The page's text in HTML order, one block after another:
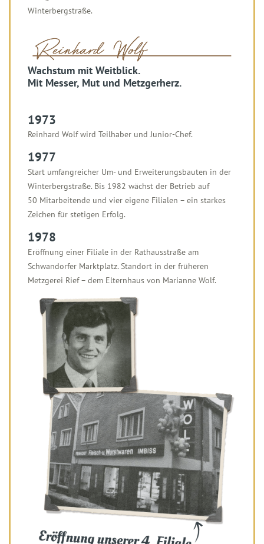
Winterbergstraße.
Wachstum mit Weitblick.
Mit Messer, Mut und Metzgerherz.
1973
Reinhard Wolf wird Teilhaber und Junior-Chef.
1977
Start umfangreicher Um- und Erweiterungsbauten in der
Winterbergstraße. Bis 1982 wächst der Betrieb auf
50 Mitarbeitende und vier eigene Filialen – ein starkes
Zeichen für stetigen Erfolg.
1978
Eröffnung einer Filiale in der Rathausstraße am
Schwandorfer Marktplatz. Standort in der früheren
Metzgerei Rief – dem Elternhaus von Marianne Wolf.